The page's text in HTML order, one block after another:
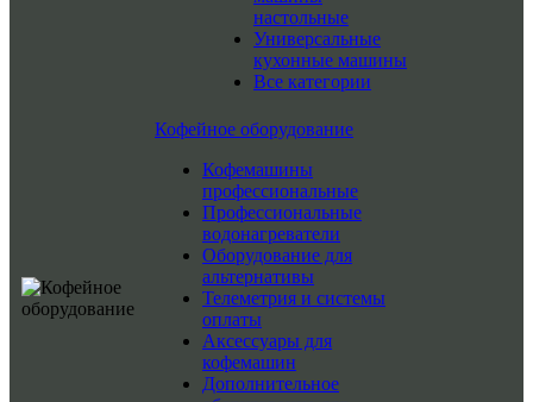
настольные
Универсальные
кухонные машины
Все категории
Кофейное оборудование
Кофемашины
профессиональные
Профессиональные
водонагреватели
Оборудование для
альтернативы
Телеметрия и системы
оплаты
Аксессуары для
кофемашин
Дополнительное